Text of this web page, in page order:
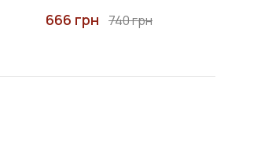
666 грн 740 грн